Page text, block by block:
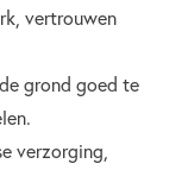
vertrouwen
grond goed te
verzorging,